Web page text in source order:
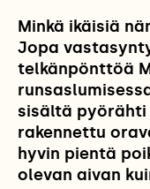
Minkä ikäisiä
Jopa
telkänpönttöä
sisältä
rakennettu
hyvin pientä
olevan aivan